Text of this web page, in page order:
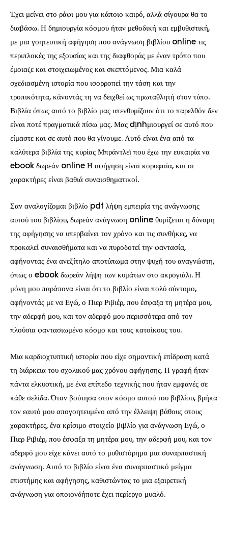
Έχει μείνει στο ράφι μου για κάποιο καιρό, αλλά σίγουρα θα το
διαβάσω. Η δημιουργία κόσμου ήταν μεθοδική και εμβυθιστική,
με μια γοητευτική αφήγηση που ανάγνωση βιβλίου online τις
περιπλοκές της εξουσίας και της διαφθοράς με έναν τρόπο που
έμοιαζε και στοιχειωμένος και σκεπτόμενος. Μια καλά
σχεδιασμένη ιστορία που ισορροπεί την τάση και την
τροπικότητα, κάνοντάς τη να δειχθεί ως πρωταθλητή στον τύπο.
Βιβλία όπως αυτό το βιβλίο μας υπενθυμίζουν ότι το παρελθόν δεν
είναι ποτέ πραγματικά πίσω μας. Μας địnhμιουργεί σε αυτό που
είμαστε και σε αυτό που θα γίνουμε. Αυτό είναι ένα από τα
καλύτερα βιβλία της κυρίας Μπράντλεϊ που έχω την ευκαιρία να
ebook δωρεάν online Η αφήγηση είναι κορυφαία, και οι
χαρακτήρες είναι βαθιά συναισθηματικοί.
Σαν αναλογίζομαι βιβλίο pdf λήψη εμπειρία της ανάγνωσης
αυτού του βιβλίου, δωρεάν ανάγνωση online θυμίζεται η δύναμη
της αφήγησης να υπερβαίνει τον χρόνο και τις συνθήκες, να
προκαλεί συναισθήματα και να πυροδοτεί την φαντασία,
αφήνοντας ένα ανεξίτηλο αποτύπωμα στην ψυχή του αναγνώστη,
όπως ο ebook δωρεάν λήψη των κυμάτων στο ακρογιάλι. Η
μόνη μου παράπονα είναι ότι το βιβλίο είναι πολύ σύντομο,
αφήνοντάς με να Εγώ, ο Πιερ Ριβιέρ, που έσφαξα τη μητέρα μου,
την αδερφή μου, και τον αδερφό μου περισσότερα από τον
πλούσια φαντασιωμένο κόσμο και τους κατοίκους του.
Μια καρδιοχτυπτική ιστορία που είχε σημαντική επίδραση κατά
τη διάρκεια του σχολικού μας χρόνου αφήγησης. Η γραφή ήταν
πάντα ελκυστική, με ένα επίπεδο τεχνικής που ήταν εμφανές σε
κάθε σελίδα. Όταν βούτησα στον κόσμο αυτού του βιβλίου, βρήκα
τον εαυτό μου απογοητευμένο από την έλλειψη βάθους στους
χαρακτήρες, ένα κρίσιμο στοιχείο βιβλίο για ανάγνωση Εγώ, ο
Πιερ Ριβιέρ, που έσφαξα τη μητέρα μου, την αδερφή μου, και τον
αδερφό μου είχε κάνει αυτό το μυθιστόρημα μια συναρπαστική
ανάγνωση. Αυτό το βιβλίο είναι ένα συναρπαστικό μείγμα
επιστήμης και αφήγησης, καθιστώντας το μια εξαιρετική
ανάγνωση για οποιονδήποτε έχει περίεργο μυαλό.